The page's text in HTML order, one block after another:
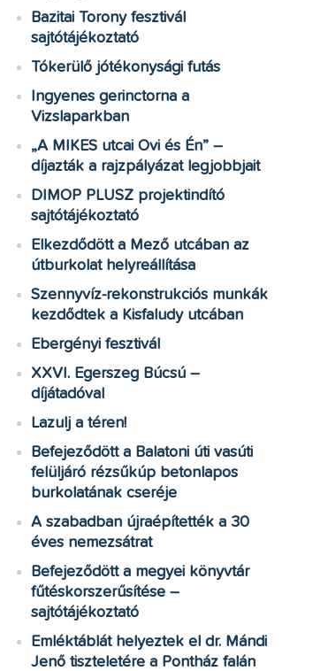
Bazitai Torony fesztivál
sajtótájékoztató
Tókerülő jótékonysági futás
Ingyenes gerinctorna a
Vizslaparkban
„A MIKES utcai Ovi és Én” –
díjazták a rajzpályázat legjobbjait
DIMOP PLUSZ projektindító
sajtótájékoztató
Elkezdődött a Mező utcában az
útburkolat helyreállítása
Szennyvíz-rekonstrukciós munkák
kezdődtek a Kisfaludy utcában
Ebergényi fesztivál
XXVI. Egerszeg Búcsú –
díjátadóval
Lazulj a téren!
Befejeződött a Balatoni úti vasúti
felüljáró rézsűkúp betonlapos
burkolatának cseréje
A szabadban újraépítették a 30
éves nemezsátrat
Befejeződött a megyei könyvtár
fűtéskorszerűsítése –
sajtótájékoztató
Emléktáblát helyeztek el dr. Mándi
Jenő tiszteletére a Pontház falán